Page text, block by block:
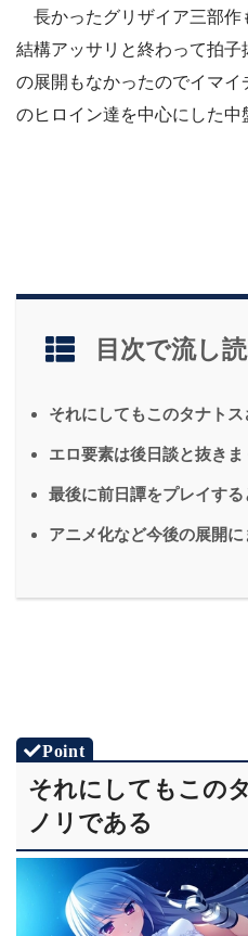
長かったグリザイア三部作
結構アッサリと終わって拍
の展開もなかったのでイマ
のヒロイン達を中心にした中
目次で流し
それにしてもこのタナト
エロ要素は後日談と抜き
最後に前日譚をプレイす
アニメ化など今後の展開
それにしてもこの
ノリである